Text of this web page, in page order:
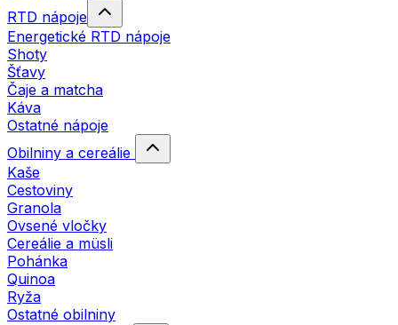
RTD nápoje
Energetické RTD nápoje
Shoty
Šťavy
Čaje a matcha
Káva
Ostatné nápoje
Obilniny a cereálie
Kaše
Cestoviny
Granola
Ovsené vločky
Cereálie a müsli
Pohánka
Quinoa
Ryža
Ostatné obilniny